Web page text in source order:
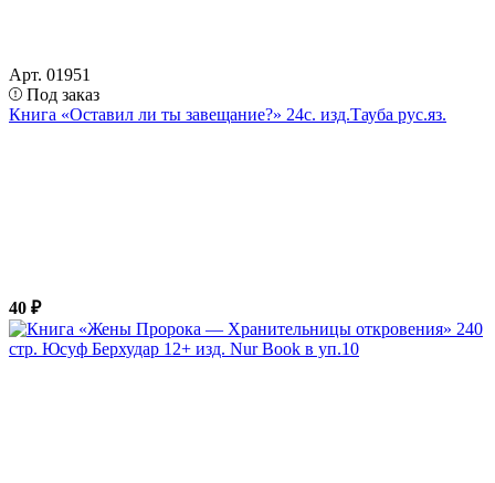
Арт. 01951
Под заказ
Книга «Оставил ли ты завещание?» 24с. изд.Тауба рус.яз.
40 ₽